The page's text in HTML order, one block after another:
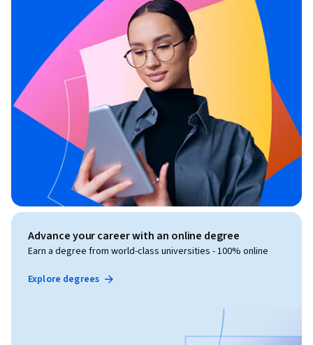
Advance your career with an online degree
Earn a degree from world-class universities - 100% online
Explore degrees